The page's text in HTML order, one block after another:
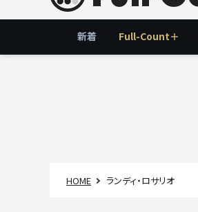
新着 Full-Count＋
HOME ランディ・ロサリオ